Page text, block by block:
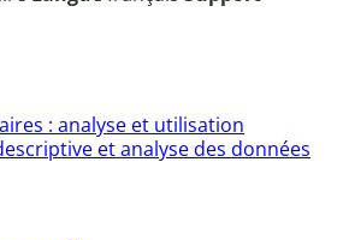
: analyse et utilisation
et analyse des données